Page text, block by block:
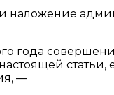
года
—